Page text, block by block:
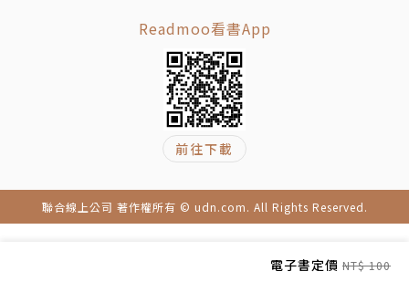
電子書定價 NT$ 100
Readmoo看書App
前往下載
聯合線上公司 著作權所有 © udn.com. All Rights Reserved.